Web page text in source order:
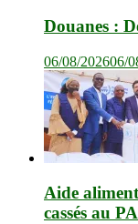
Douanes :
06/08/202606/
Aide
cassés au